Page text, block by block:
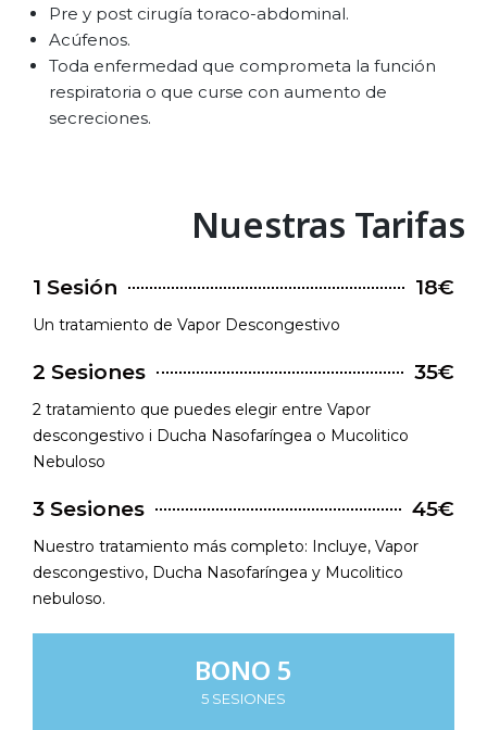
Pre y post cirugía toraco-abdominal.
Acúfenos.
Toda enfermedad que comprometa la función
respiratoria o que curse con aumento de
secreciones.
Nuestras Tarifas
1 Sesión 18€
Un tratamiento de Vapor Descongestivo
2 Sesiones 35€
2 tratamiento que puedes elegir entre Vapor
descongestivo i Ducha Nasofaríngea o Mucolitico
Nebuloso
3 Sesiones 45€
Nuestro tratamiento más completo: Incluye, Vapor
descongestivo, Ducha Nasofaríngea y Mucolitico
nebuloso.
BONO 5
5 SESIONES